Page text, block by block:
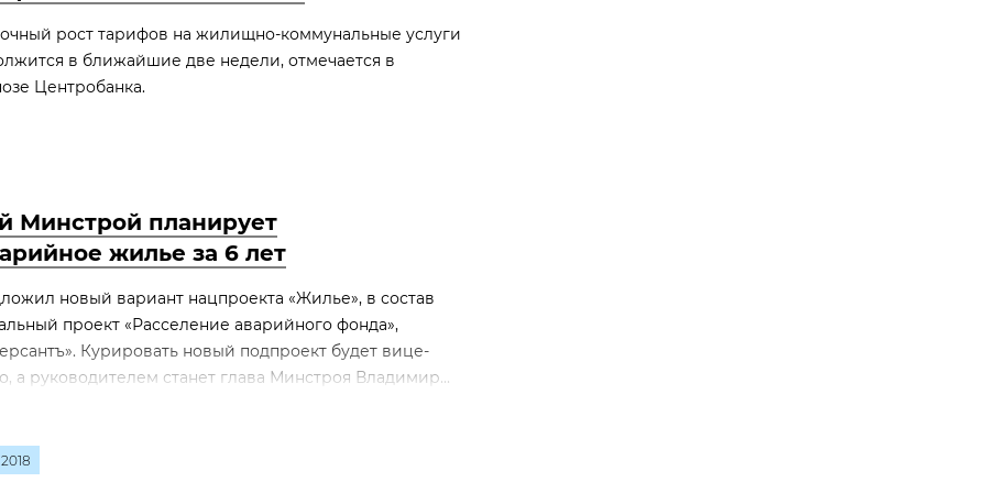
рост тарифов на жилищно-коммунальные услуги
в ближайшие две недели, отмечается в
Центробанка.
Минстрой планирует
жилье за 6 лет
новый вариант нацпроекта «Жилье», в состав
проект «Расселение аварийного фонда»,
Курировать новый подпроект будет вице-
а руководителем станет глава Минстроя Владимир...
2018